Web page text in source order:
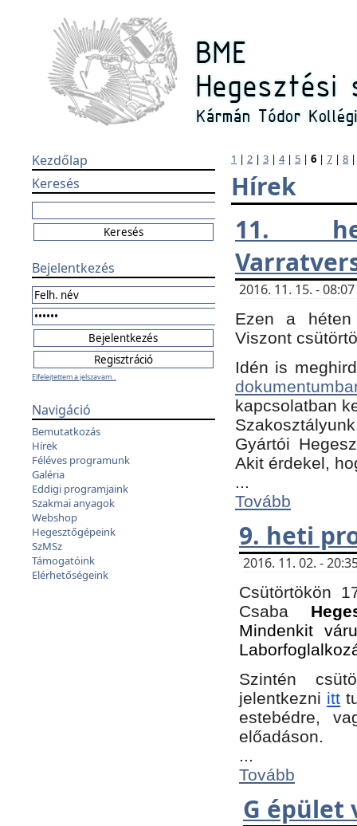
Kezdőlap
Keresés
Bejelentkezés
Elfelejtettem a jelszavam...
Navigáció
Bemutatkozás
Hírek
Féléves programunk
Galéria
Eddigi programjaink
Szakmai anyagok
Webshop
Hegesztőgépeink
SzMSz
Támogatóink
Elérhetőségeink
1 | 2 | 3 | 4| 5 | 6 | 7 | 8
Hírek
11.
2016. 11. 15. -
Ezen a héten
Viszont
Idén is
kapcsolatban
Gyártói
Akit érdekel,
...
Tovább
9. heti
2016. 11. 02. -
Csütörtökön
Csaba
Mindenkit
Szintén
jelentkezni itt
estebédre,
előadáson.
...
Tovább
G épület